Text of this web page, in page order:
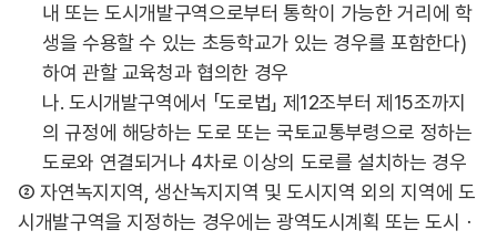
내 또는 도시개발구역으로부터 통학이 가능한 거리에 학
생을 수용할 수 있는 초등학교가 있는 경우를 포함한다)
하여 관할 교육청과 협의한 경우
나. 도시개발구역에서 「도로법」 제12조부터 제15조까지
의 규정에 해당하는 도로 또는 국토교통부령으로 정하는
도로와 연결되거나 4차로 이상의 도로를 설치하는 경우
② 자연녹지지역, 생산녹지지역 및 도시지역 외의 지역에 도
시개발구역을 지정하는 경우에는 광역도시계획 또는 도시ㆍ